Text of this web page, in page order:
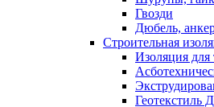
Гвозди
Дюбель,
Строительная
Изоляция для
Геотекстиль